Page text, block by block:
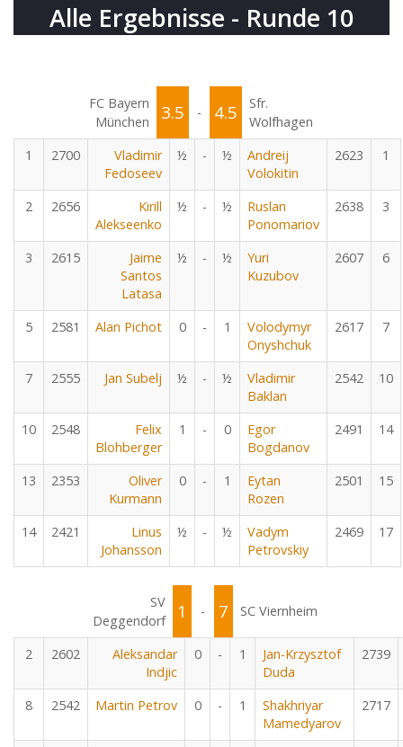
Alle Ergebnisse - Runde 10
FC Bayern
München
3.5 - 4.5
Sfr.
Wolfhagen
1
2700
Vladimir
Fedoseev
½ - ½
Andreij
Volokitin
2623 1
2 2656
Kirill
Alekseenko
½ - ½
Ruslan
Ponomariov
2638 3
3 2615
Jaime
Santos
Latasa
½ - ½
Yuri
Kuzubov
2607 6
5 2581 Alan Pichot 0 - 1
Volodymyr
Onyshchuk
2617 7
7 2555 Jan Subelj ½ - ½
Vladimir
Baklan
2542 10
10 2548
Felix
Blohberger
1 - 0
Egor
Bogdanov
2491 14
13 2353
Oliver
Kurmann
0 - 1
Eytan
Rozen
2501 15
14 2421
Linus
Johansson
½ - ½
Vadym
Petrovskiy
2469 17
SV
Deggendorf
1 - 7 SC Viernheim
2 2602
Aleksandar
Indjic
0 - 1
Jan-Krzysztof
Duda
2739
8 2542 Martin Petrov 0 - 1
Shakhriyar
Mamedyarov
2717